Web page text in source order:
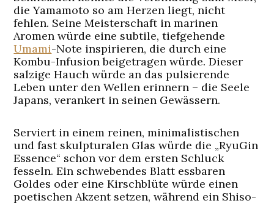
die Yamamoto so am Herzen liegt, nicht
fehlen. Seine Meisterschaft in marinen
Aromen würde eine subtile, tiefgehende
Umami-Note inspirieren, die durch eine
Kombu-Infusion beigetragen würde. Dieser
salzige Hauch würde an das pulsierende
Leben unter den Wellen erinnern – die Seele
Japans, verankert in seinen Gewässern.
Serviert in einem reinen, minimalistischen
und fast skulpturalen Glas würde die „RyuGin
Essence“ schon vor dem ersten Schluck
fesseln. Ein schwebendes Blatt essbaren
Goldes oder eine Kirschblüte würde einen
poetischen Akzent setzen, während ein Shiso-